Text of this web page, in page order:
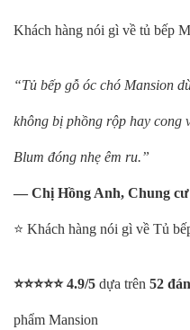
Khách hàng nói gì về tủ bếp
“Tủ bếp gỗ óc chó Mansion
không bị phồng rộp hay cong
Blum đóng nhẹ êm ru.”
— Chị Hồng Anh, Chung
⭐ Khách hàng nói gì về Tủ
⭐⭐⭐⭐⭐ 4.9/5 dựa trên 52
phẩm Mansion